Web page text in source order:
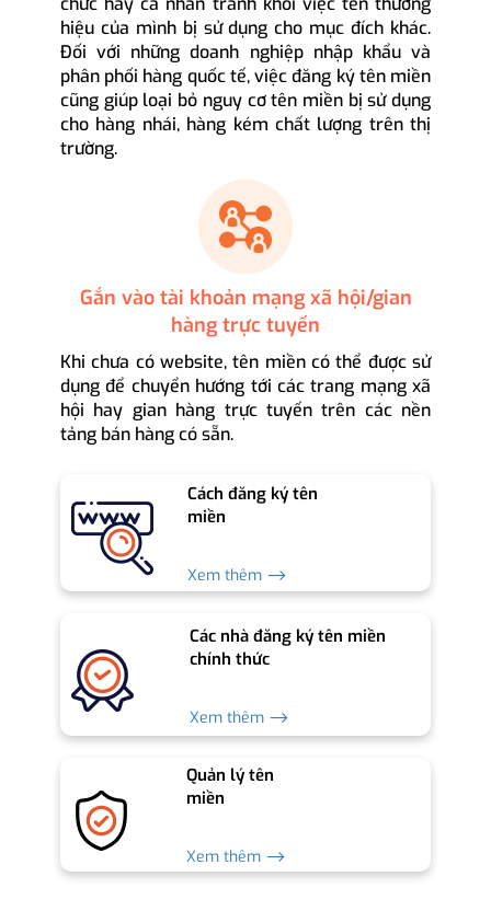
hiệu của mình bị sử dụng cho mục đích khác.
Đối với những doanh nghiệp nhập khẩu và
phân phối hàng quốc tế, việc đăng ký tên miền
cũng giúp loại bỏ nguy cơ tên miền bị sử dụng
cho hàng nhái, hàng kém chất lượng trên thị
trường.
Gắn vào tài khoản mạng xã hội/gian
hàng trực tuyến
Khi chưa có website, tên miền có thể được sử
dụng để chuyển hướng tới các trang mạng xã
hội hay gian hàng trực tuyến trên các nền
tảng bán hàng có sẵn.
Cách đăng ký tên
miền
Xem thêm ⟶
Các nhà đăng ký tên miền
chính thức
Xem thêm ⟶
Quản lý tên
miền
Xem thêm ⟶